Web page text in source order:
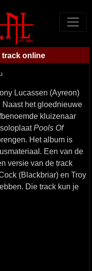
track online
Lucassen (Ayreon)
Naast het gloednieuwe
kluizenaar
Pools Of
Het album is
Een van de
versie van de track
(Blackbriar) en Troy
Die track kun je